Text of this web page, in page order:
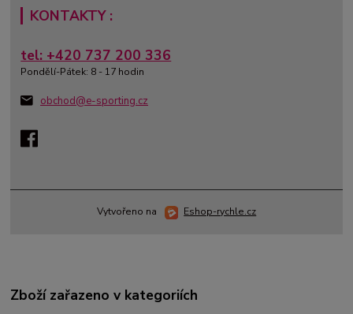
KONTAKTY :
tel: +420 737 200 336
Pondělí-Pátek: 8 - 17 hodin
obchod@e-sporting.cz
Vytvořeno na Eshop-rychle.cz
Zboží zařazeno v kategoriích